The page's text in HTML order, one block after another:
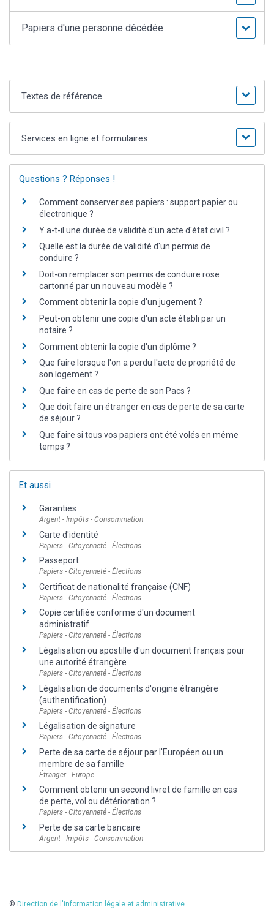
Papiers d'une personne décédée
Textes de référence
Services en ligne et formulaires
Questions ? Réponses !
Comment conserver ses papiers : support papier ou
électronique ?
Y a-t-il une durée de validité d'un acte d'état civil ?
Quelle est la durée de validité d'un permis de
conduire ?
Doit-on remplacer son permis de conduire rose
cartonné par un nouveau modèle ?
Comment obtenir la copie d'un jugement ?
Peut-on obtenir une copie d'un acte établi par un
notaire ?
Comment obtenir la copie d'un diplôme ?
Que faire lorsque l'on a perdu l'acte de propriété de
son logement ?
Que faire en cas de perte de son Pacs ?
Que doit faire un étranger en cas de perte de sa carte
de séjour ?
Que faire si tous vos papiers ont été volés en même
temps ?
Et aussi
Garanties
Argent - Impôts - Consommation
Carte d'identité
Papiers - Citoyenneté - Élections
Passeport
Papiers - Citoyenneté - Élections
Certificat de nationalité française (CNF)
Papiers - Citoyenneté - Élections
Copie certifiée conforme d'un document
administratif
Papiers - Citoyenneté - Élections
Légalisation ou apostille d'un document français pour
une autorité étrangère
Papiers - Citoyenneté - Élections
Légalisation de documents d'origine étrangère
(authentification)
Papiers - Citoyenneté - Élections
Légalisation de signature
Papiers - Citoyenneté - Élections
Perte de sa carte de séjour par l'Européen ou un
membre de sa famille
Étranger - Europe
Comment obtenir un second livret de famille en cas
de perte, vol ou détérioration ?
Papiers - Citoyenneté - Élections
Perte de sa carte bancaire
Argent - Impôts - Consommation
© Direction de l'information légale et administrative